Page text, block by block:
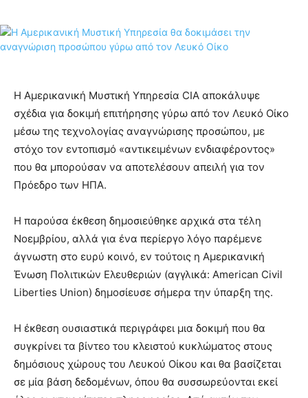
Η Αμερικανική Μυστική Υπηρεσία CIA αποκάλυψε
σχέδια για δοκιμή επιτήρησης γύρω από τον Λευκό Οίκο
μέσω της τεχνολογίας αναγνώρισης προσώπου, με
στόχο τον εντοπισμό «αντικειμένων ενδιαφέροντος»
που θα μπορούσαν να αποτελέσουν απειλή για τον
Πρόεδρο των ΗΠΑ.
Η παρούσα έκθεση δημοσιεύθηκε αρχικά στα τέλη
Νοεμβρίου, αλλά για ένα περίεργο λόγο παρέμενε
άγνωστη στο ευρύ κοινό, εν τούτοις η Αμερικανική
Ένωση Πολιτικών Ελευθεριών (αγγλικά: American Civil
Liberties Union) δημοσίευσε σήμερα την ύπαρξη της.
Η έκθεση ουσιαστικά περιγράφει μια δοκιμή που θα
συγκρίνει τα βίντεο του κλειστού κυκλώματος στους
δημόσιους χώρους του Λευκού Οίκου και θα βασίζεται
σε μία βάση δεδομένων, όπου θα συσσωρεύονται εκεί